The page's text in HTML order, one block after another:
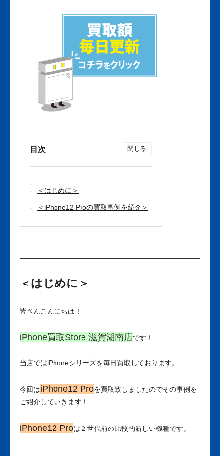
目次
＜はじめに＞
＜iPhone12 Proの買取事例を紹介＞
＜はじめに＞
皆さんこんにちは！
iPhone買取Store 滋賀湖南店です！
当店ではiPhoneシリーズを毎日買取しております。
今回はiPhone12 Proを買取致しましたのでその事例を
ご紹介していきます！
iPhone12 Proは２世代前の比較的新しい機種です。